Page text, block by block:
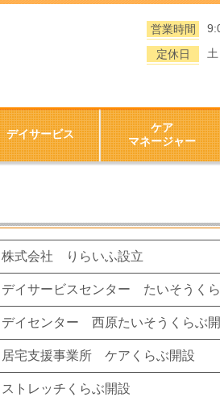
営業時間
定休日
デイサービス
ケア
マネージャー
株式会社 りらいふ設立
デイサービスセンター たいそうく
デイセンター 西原たいそうくらぶ
居宅支援事業所 ケアくらぶ開設
ストレッチくらぶ開設